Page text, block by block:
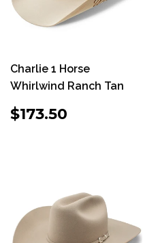
Charlie 1 Horse
Whirlwind Ranch Tan
PRECIO
HABITUAL
$173.50